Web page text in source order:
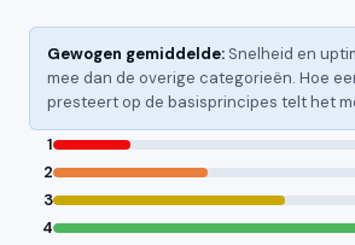
Gewogen gemiddelde: Snelheid en
mee dan de overige categorieën. Hoe
presteert op de basisprincipes telt het
1
2
3
4